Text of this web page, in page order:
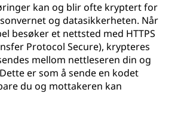
kan og blir ofte kryptert for
og datasikkerheten. Når
besøker et nettsted med HTTPS
Protocol Secure), krypteres
mellom nettleseren din og
er som å sende en kodet
du og mottakeren kan